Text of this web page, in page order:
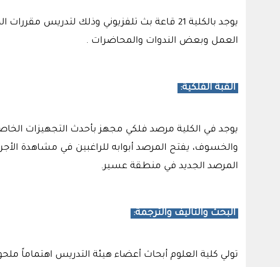
يوجد بالكلية 21 قاعة بث تلفزيوني وذلك
العمل وبعض الندوات والمحاضرات .
القبة الفلكية:
يوجد في الكلية مرصد فلكي مجهز بأحدث التجهيزات
والخسوف، يفتح المرصد أبوابه للراغبين في مشاهدة
المرصد الجديد في منطقة عسير.
البحث والتأليف والترجمة:
تولي كلية العلوم أبحاث أعضاء هيئة التدريس